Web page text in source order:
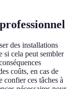
des installations
si cela peut sembler
coûts, en cas de
confier ces tâches à